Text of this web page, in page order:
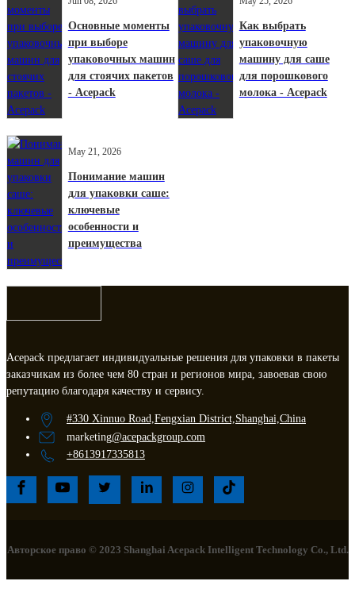
Основные моменты
при выборе
упаковочных машин
для стоячих пакетов
- Acepack
Как выбрать
упаковочную
машину для саше
для порошкового
молока - Acepack
May 21, 2026
Понимание машин
для упаковки саше:
ключевые
особенности и
преимущества
Acepack предлагает индивидуальные решения для упаковки в пакеты
заказчикам из более чем 80 стран и регионов мира, завоевав свою
репутацию благодаря качеству и сервису.
#330 Xinnuo Road,Fengxian District,Shanghai,China
marketing@acepackgroup.com
+8613917335813
Авторское право © 2023 Shanghai Acepack Intelligent Technology Co., Ltd.